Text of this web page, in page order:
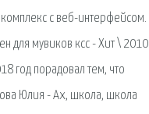
с веб-интерфейсом.
для мувиков ксс - Хит \ 2010
год порадовал тем, что
Юлия - Ах, школа, школа